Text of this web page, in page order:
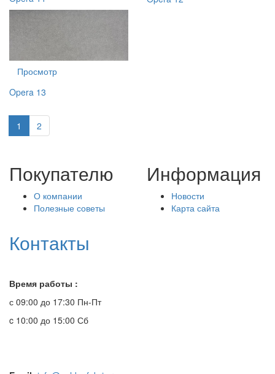
Просмотр
Opera 13
1 2
Покупателю
О компании
Полезные советы
Информация
Новости
Карта сайта
Контакты
Время работы :
с 09:00 до 17:30 Пн-Пт
c 10:00 до 15:00 Сб